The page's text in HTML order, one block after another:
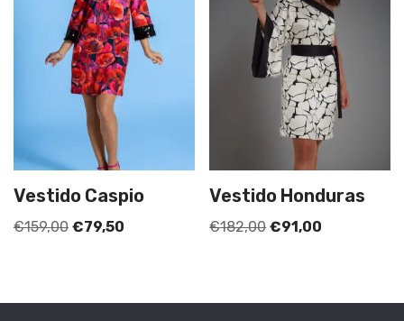
Vestido Caspio
€159,00 €79,50
Vestido Honduras
€182,00 €91,00